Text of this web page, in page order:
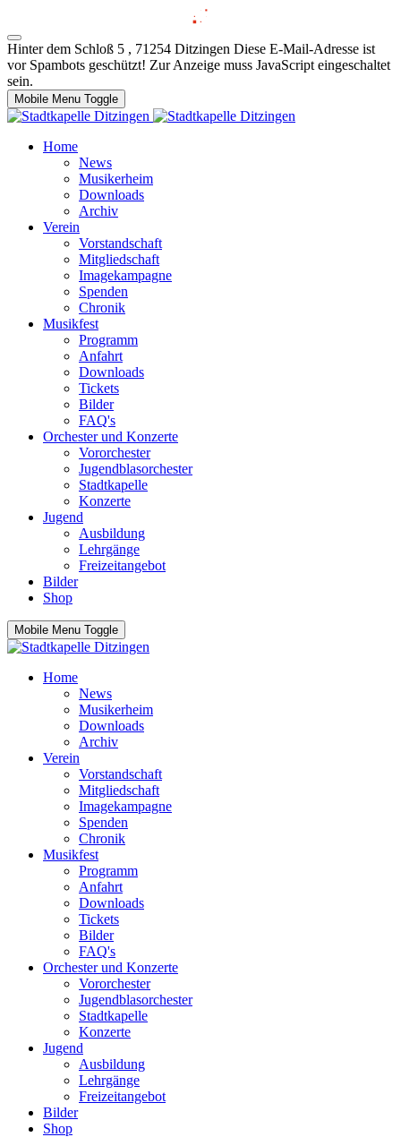
Hinter dem Schloß 5 , 71254 Ditzingen Diese E-Mail-Adresse ist
vor Spambots geschützt! Zur Anzeige muss JavaScript eingeschaltet
sein.
Mobile Menu Toggle
Home
News
Musikerheim
Downloads
Archiv
Verein
Vorstandschaft
Mitgliedschaft
Imagekampagne
Spenden
Chronik
Musikfest
Programm
Anfahrt
Downloads
Tickets
Bilder
FAQ's
Orchester und Konzerte
Vororchester
Jugendblasorchester
Stadtkapelle
Konzerte
Jugend
Ausbildung
Lehrgänge
Freizeitangebot
Bilder
Shop
Mobile Menu Toggle
Home
News
Musikerheim
Downloads
Archiv
Verein
Vorstandschaft
Mitgliedschaft
Imagekampagne
Spenden
Chronik
Musikfest
Programm
Anfahrt
Downloads
Tickets
Bilder
FAQ's
Orchester und Konzerte
Vororchester
Jugendblasorchester
Stadtkapelle
Konzerte
Jugend
Ausbildung
Lehrgänge
Freizeitangebot
Bilder
Shop